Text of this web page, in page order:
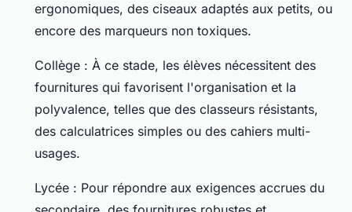
ergonomiques, des ciseaux adaptés aux petits, ou
encore des marqueurs non toxiques.
Collège : À ce stade, les élèves nécessitent des
fournitures qui favorisent l'organisation et la
polyvalence, telles que des classeurs résistants,
des calculatrices simples ou des cahiers multi-
usages.
Lycée : Pour répondre aux exigences accrues du